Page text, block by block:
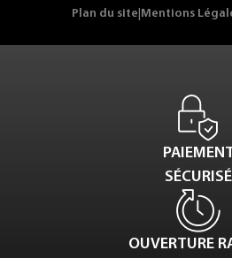
Plan du site Mentions
SÉCURISÉ
OUVERTURE